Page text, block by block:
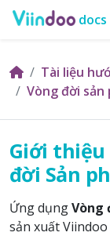
docs
Tài liệu
Vòng đời sản
Giới
đời Sản
Ứng dụngVòng
sản xuất